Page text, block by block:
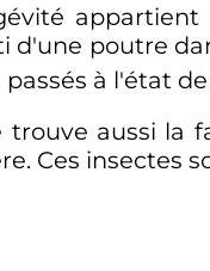
d'une poutre
passés à l'état de
trouve aussi la
Ces insectes